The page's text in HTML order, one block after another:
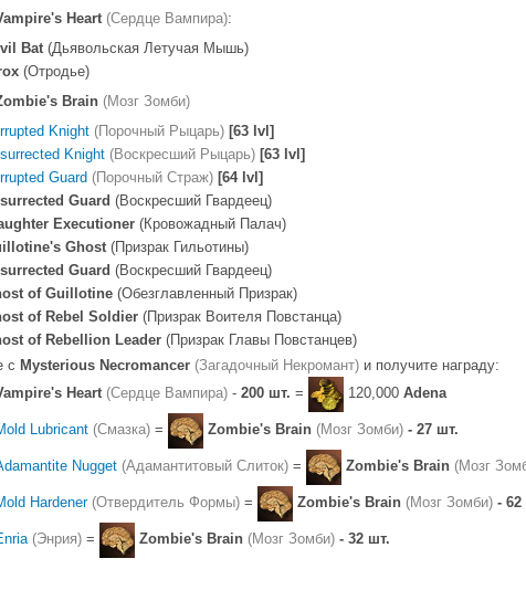
Heart (Сердце Вампира):
Bat(Дьявольская Летучая Мышь)
(Отродье)
Brain (Мозг Зомби)
Knight (Порочный Рыцарь) [63 lvl]
Knight (Воскресший Рыцарь) [63 lvl]
Guard (Порочный Страж) [64 lvl]
Guard (Воскресший Гвардеец)
Executioner (Кровожадный Палач)
Ghost(Призрак Гильотины)
Guard (Воскресший Гвардеец)
of Guillotine (Обезглавленный Призрак)
of Rebel Soldier (Призрак Воителя Повстанца)
of Rebellion Leader (Призрак Главы Повстанцев)
с Mysterious Necromancer (Загадочный Некромант) и получите награду:
Heart (Сердце Вампира) - 200 шт. = 120,000 Adena
Lubricant (Смазка) = Zombie's Brain (Мозг Зомби) - 27 шт.
Nugget (Адамантитовый Слиток) = Zombie's Brain (Мозг
Hardener (Отвердитель Формы) = Zombie's Brain (Мозг Зомби) - 62
(Энрия) = Zombie's Brain (Мозг Зомби) - 32 шт.